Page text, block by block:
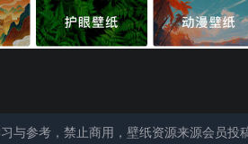
与参考，禁止商用，壁纸资源来源会员